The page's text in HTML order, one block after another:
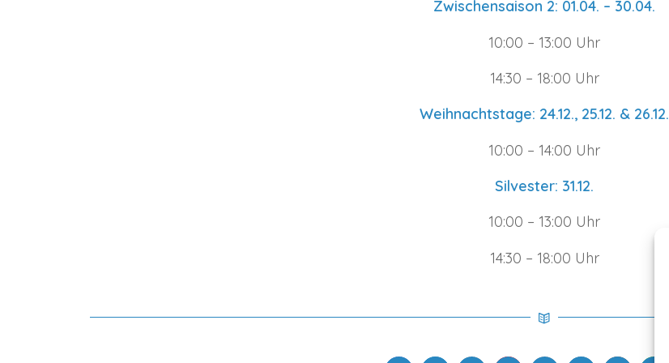
Zwischensaison 2: 01.04. – 30.04.
10:00 – 13:00 Uhr
14:30 – 18:00 Uhr
Weihnachtstage: 24.12., 25.12. & 26.12.
10:00 – 14:00 Uhr
Silvester: 31.12.
10:00 – 13:00 Uhr
14:30 – 18:00 Uhr